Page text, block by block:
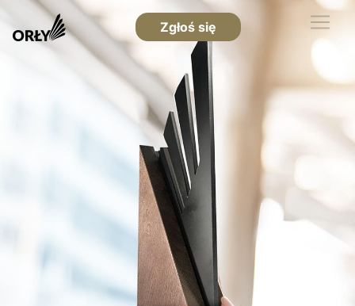
Zgłoś się